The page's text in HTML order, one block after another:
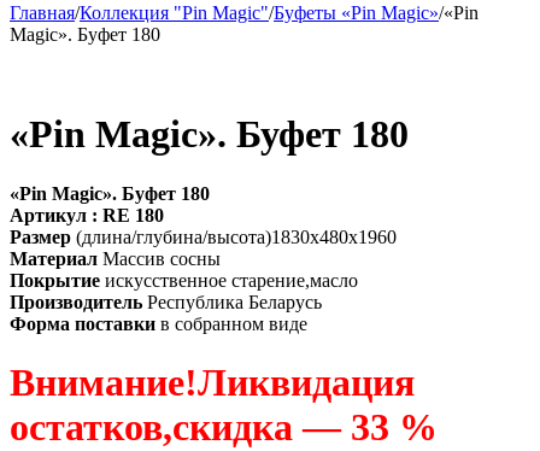
Главная/Коллекция "Pin Magic"/Буфеты «Pin Magic»/«Pin
Magic». Буфет 180
«Pin Magic». Буфет 180
«Pin Magic». Буфет 180
Артикул : RE 180
Размер (длина/глубина/высота)1830х480х1960
Материал Массив сосны
Покрытие искусственное старение,масло
Производитель Республика Беларусь
Форма поставки в собранном виде
Внимание!Ликвидация
остатков,скидка — 33 %